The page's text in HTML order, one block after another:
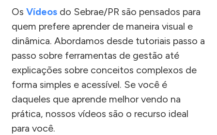
Os Vídeos do Sebrae/PR são pensados para
quem prefere aprender de maneira visual e
dinâmica. Abordamos desde tutoriais passo a
passo sobre ferramentas de gestão até
explicações sobre conceitos complexos de
forma simples e acessível. Se você é
daqueles que aprende melhor vendo na
prática, nossos vídeos são o recurso ideal
para você.